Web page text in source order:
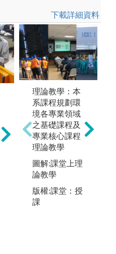
下載詳細資料
成果展示：透
過教師有目標
之引導，以團
隊競賽形式，
於遊戲中建構
專業能力，提
高學生學習興
趣，由學生自
行設計並實際
完成作品，後
續以專案及報
告形式分享成
理論教學：本
系課程規劃環
境各專業領域
之基礎課程及
專業核心課程
理論教學
圖解:課堂上理
論教學
版權:課堂：授
課